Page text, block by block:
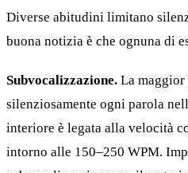
Diverse abitudini limitano
buona notizia è che ognuna di
Subvocalizzazione. La
silenziosamente ogni parola
interiore è legata alla velocità
intorno alle 150–250 WPM.